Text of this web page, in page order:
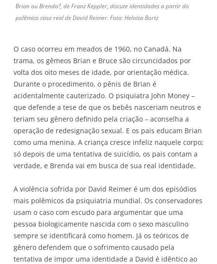
Brian ou Brenda?, de Franz Keppler, discute identidades a partir do
polêmico caso real de David Reimer. Foto: Heloisa Bortz
O caso ocorreu em meados de 1960, no Canadá. Na
trama, os gêmeos Brian e Bruce são circuncidados por
volta dos oito meses de idade, por orientação médica.
Durante o procedimento, o pênis de Brian é
acidentalmente cauterizado. O psiquiatra John Money –
que defende a tese de que os bebês nasceriam neutros e
teriam seu gênero definido pela criação – aconselha a
operação de redesignação sexual. E os pais educam Brian
como uma menina. A criança cresce infeliz naquele corpo;
só depois de uma tentativa de suicídio, os pais contam a
verdade, e Brenda vai em busca de sua real identidade.
A violência sofrida por David Reimer é um dos episódios
mais polêmicos da psiquiatria mundial. Os conservadores
usam o caso com escudo para argumentar que uma
pessoa biologicamente nascida com o sexo masculino
sempre se identificará como homem. Já os teóricos de
gênero defendem que o sofrimento causado pela
tentativa de impor uma identidade a David é idêntico ao